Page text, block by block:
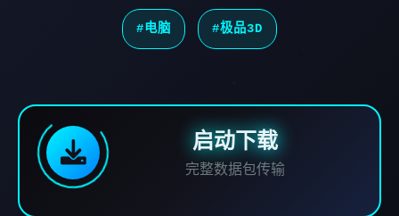
#电脑 #极品3D
启动下载
完整数据包传输